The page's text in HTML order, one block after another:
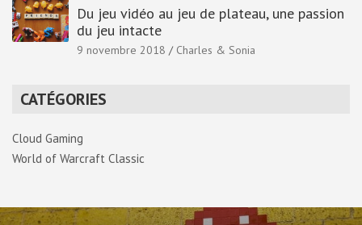
Du jeu vidéo au jeu de plateau, une passion
du jeu intacte
9 novembre 2018 Charles & Sonia
CATÉGORIES
Cloud Gaming
World of Warcraft Classic